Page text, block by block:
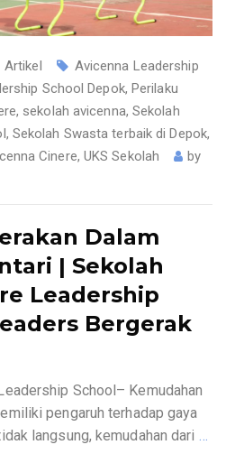
Artikel
Avicenna Leadership
School Depok, Perilaku
, sekolah avicenna, Sekolah
, Sekolah Swasta terbaik di Depok,
Cinere, UKS Sekolah
by
Dalam
| Sekolah
Leadership
Bergerak
School– Kemudahan
pengaruh terhadap gaya
langsung, kemudahan dari …